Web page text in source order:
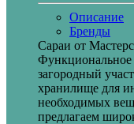
Описание
Бренды
Сараи от
загородный
хранилище для
необходимых
предлагаем